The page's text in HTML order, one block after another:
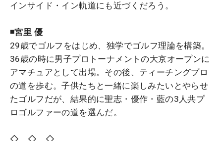
インサイド・イン軌道にも近づくだろう。
◾️宮里 優
29歳でゴルフをはじめ、独学でゴルフ理論を構築。
36歳の時に男子プロトーナメントの大京オープンに
アマチュアとして出場。その後、ティーチングプロ
の道を歩む。子供たちと一緒に楽しみたいとやらせ
たゴルフだが、結果的に聖志・優作・藍の3人共プ
ロゴルファーの道を選んだ。